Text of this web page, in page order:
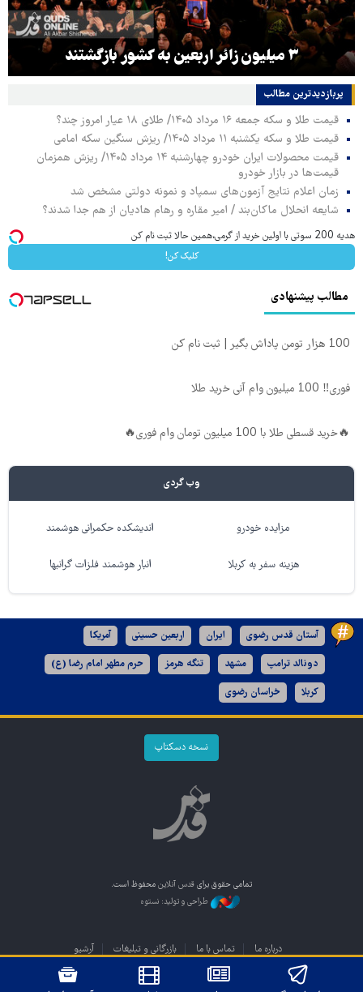
۳ میلیون زائر اربعین به کشور بازگشتند
پربازدیدترین‌ مطالب
قیمت طلا و سکه جمعه ۱۶ مرداد ۱۴۰۵/ طلای ۱۸ عیار امروز چند؟
قیمت طلا و سکه یکشنبه ۱۱ مرداد ۱۴۰۵/ ریزش سنگین سکه امامی
قیمت محصولات ایران خودرو چهارشنبه ۱۴ مرداد ۱۴۰۵/ ریزش همزمان
قیمت‌ها در بازار خودرو
زمان اعلام نتایج آزمون‌های سمپاد و نمونه دولتی مشخص شد
شایعه انحلال ماکان‌بند / امیر مقاره و رهام هادیان از هم جدا شدند؟
هدیه 200 سوتی با اولین خرید از گرمی،همین حالا ثبت نام کن
کلیک کن!
مطالب پیشنهادی
100 هزار تومن پاداش بگیر | ثبت نام کن
فوری‼️ 100 میلیون وام آنی خرید طلا
🔥خرید قسطی طلا با 100 میلیون تومان وام فوری🔥
وب گردی
مزایده خودرو اندیشکده حکمرانی هوشمند
هزینه سفر به کربلا انبار هوشمند فلزات گرانبها
آستان قدس رضوی ایران اربعین حسینی آمریکا
دونالد ترامپ مشهد تنگه هرمز حرم مطهر امام رضا (ع)
کربلا خراسان رضوی
نسخه دسکتاپ
تمامی حقوق برای قدس آنلاین محفوظ است.
طراحی و تولید: نستوه
درباره ما تماس با ما بازرگانی و تبلیغات آرشیو